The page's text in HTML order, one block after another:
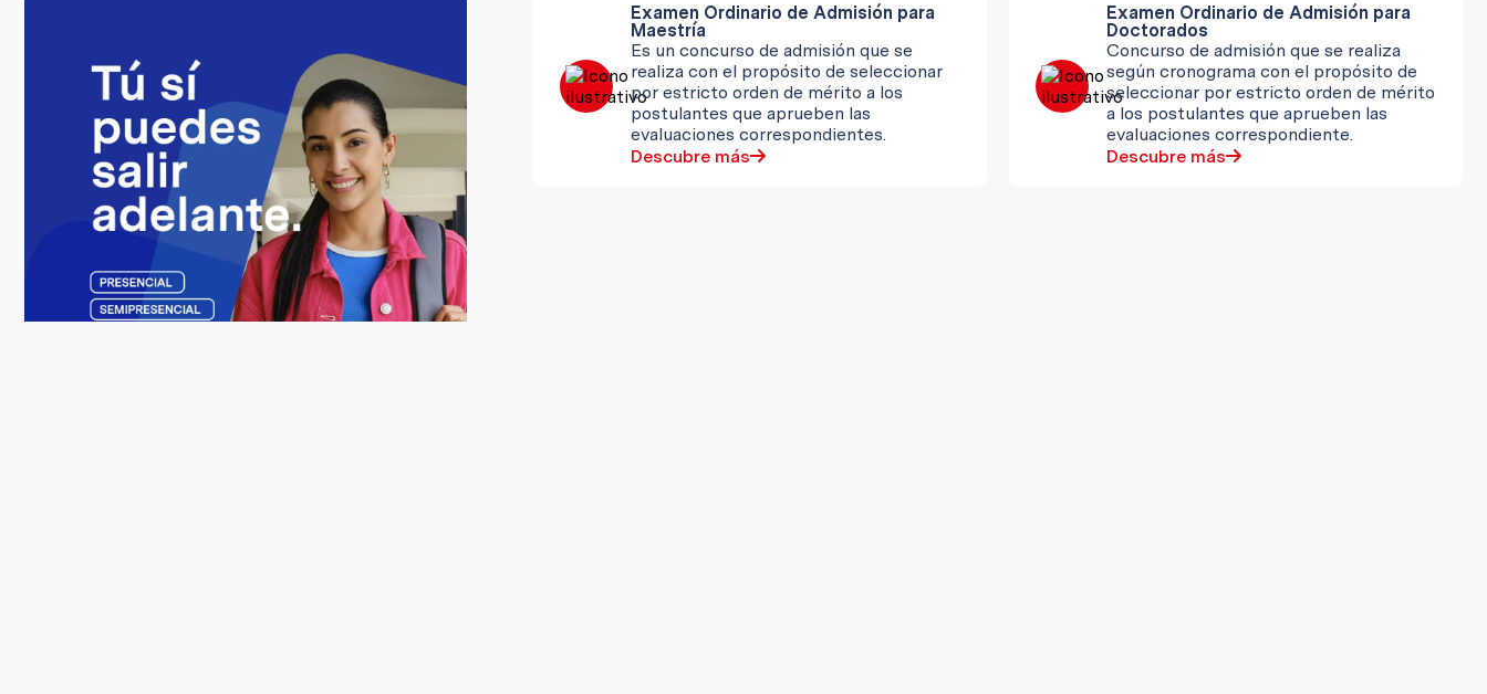
Examen Ordinario de Admisión para
Maestría
Es un concurso de admisión que se
realiza con el propósito de seleccionar
por estricto orden de mérito a los
postulantes que aprueben las
evaluaciones correspondientes.
Descubre más
Examen Ordinario de Admisión para
Doctorados
Concurso de admisión que se realiza
según cronograma con el propósito de
seleccionar por estricto orden de mérito
a los postulantes que aprueben las
evaluaciones correspondiente.
Descubre más